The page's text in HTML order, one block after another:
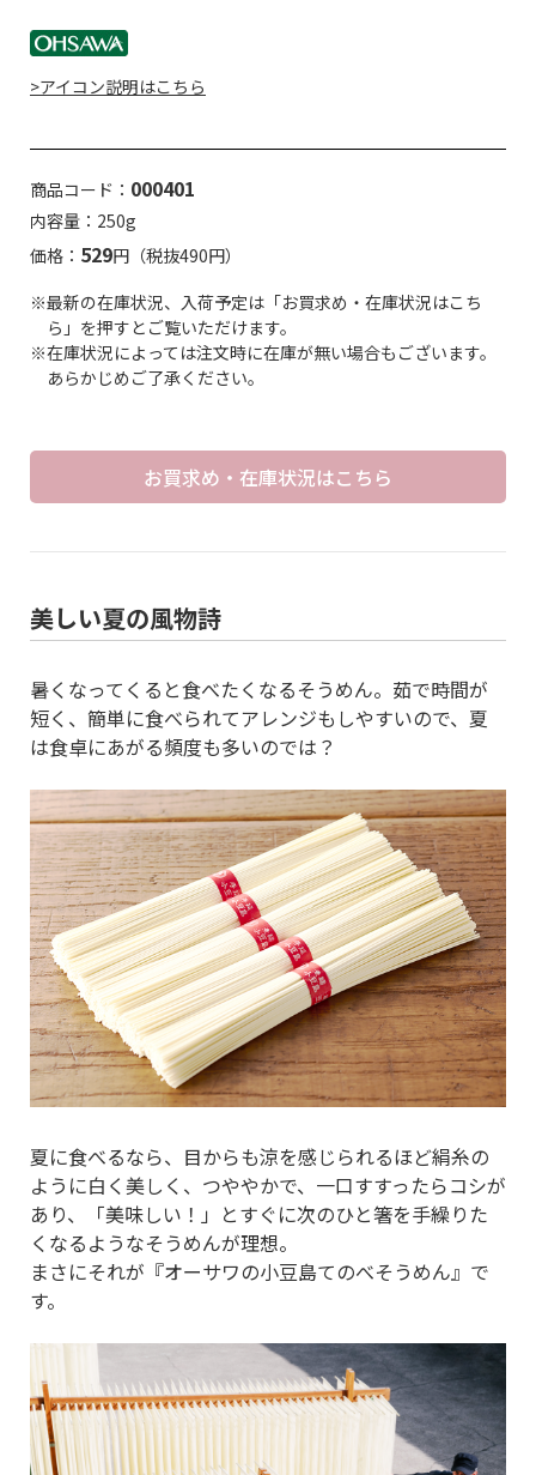
>アイコン説明はこちら
商品コード： 000401
内容量：250g
価格： 529円（税抜490円）
※最新の在庫状況、入荷予定は「お買求め・在庫状況はこち
ら」を押すとご覧いただけます。
※在庫状況によっては注文時に在庫が無い場合もございます。
あらかじめご了承ください。
お買求め・在庫状況はこちら
美しい夏の風物詩
暑くなってくると食べたくなるそうめん。茹で時間が
短く、簡単に食べられてアレンジもしやすいので、夏
は食卓にあがる頻度も多いのでは？
夏に食べるなら、目からも涼を感じられるほど絹糸の
ように白く美しく、つややかで、一口すすったらコシが
あり、「美味しい！」とすぐに次のひと箸を手繰りた
くなるようなそうめんが理想。
まさにそれが『オーサワの小豆島てのべそうめん』で
す。